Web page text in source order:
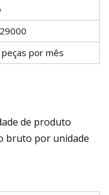
por mês
de produto
bruto por unidade